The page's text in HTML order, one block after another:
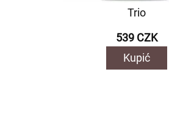
Trio
539 CZK
Kupić